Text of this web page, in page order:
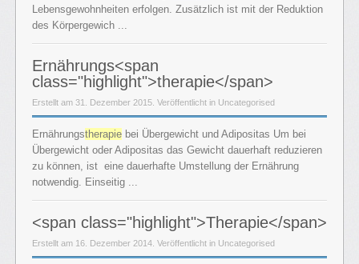
Lebensgewohnheiten erfolgen. Zusätzlich ist mit der Reduktion
des Körpergewich ...
Ernährungs<span
class="highlight">therapie</span>
Erstellt am 31. Dezember 2015. Veröffentlicht in Uncategorised
Ernährungstherapie bei Übergewicht und Adipositas Um bei
Übergewicht oder Adipositas das Gewicht dauerhaft reduzieren
zu können, ist eine dauerhafte Umstellung der Ernährung
notwendig. Einseitig ...
<span class="highlight">Therapie</span>
Erstellt am 16. Dezember 2014. Veröffentlicht in Uncategorised